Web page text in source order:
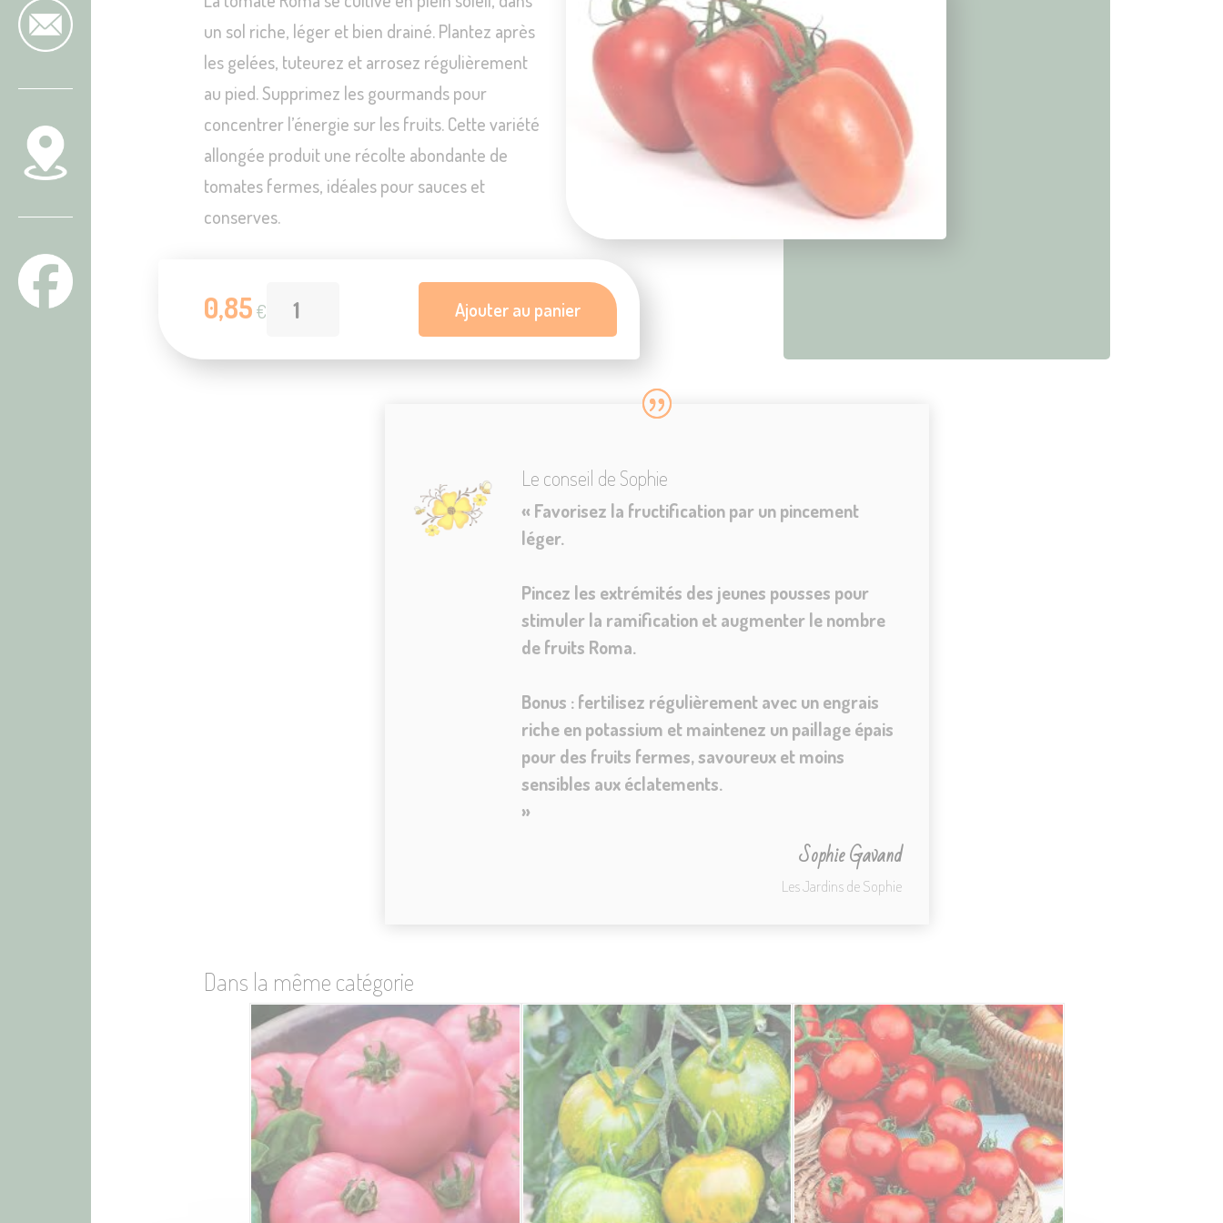
Contact
visite
un sol riche, léger et bien drainé. Plantez après
les gelées, tuteurez et arrosez régulièrement
au pied. Supprimez les gourmands pour
concentrer l’énergie sur les fruits. Cette variété
allongée produit une récolte abondante de
tomates fermes, idéales pour sauces et
conserves.
0,85€ Ajouter au panier
Le conseil de Sophie
« Favorisez la fructification par un pincement
léger.
Pincez les extrémités des jeunes pousses pour
stimuler la ramification et augmenter le nombre
de fruits Roma.
Bonus : fertilisez régulièrement avec un engrais
riche en potassium et maintenez un paillage épais
pour des fruits fermes, savoureux et moins
sensibles aux éclatements.
»
Les Jardins de Sophie
Sophie Gavand
Dans la même catégorie